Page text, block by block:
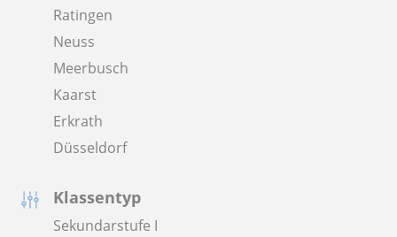
Ratingen
Neuss
Meerbusch
Kaarst
Erkrath
Düsseldorf
Klassentyp
Sekundarstufe I